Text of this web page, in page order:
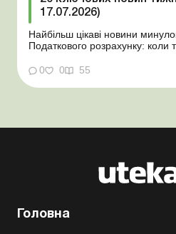
17.07.2026)
Найбільш цікаві новини
Податкового розрахунку: коли
відстрочки від призову під час
Кабмін утворив Координаційний
0 0 55
Головна